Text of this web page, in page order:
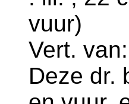
vuur)
Vert.
Deze dr.